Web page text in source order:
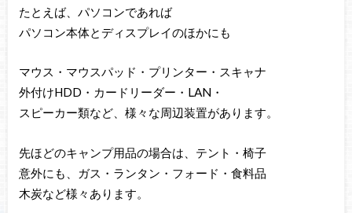
たとえば、パソコンであれば
パソコン本体とディスプレイのほかにも
マウス・マウスパッド・プリンター・スキャナ
外付けHDD・カードリーダー・LAN・
スピーカー類など、様々な周辺装置があります。
先ほどのキャンプ用品の場合は、テント・椅子
意外にも、ガス・ランタン・フォード・食料品
木炭など様々あります。